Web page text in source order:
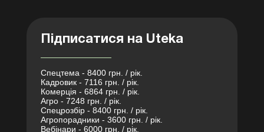
Підписатися на Uteka
Спецтема - 8400 грн. / рік.
Кадровик - 7116 грн. / рік.
Комерція - 6864 грн. / рік.
Агро - 7248 грн. / рік.
Спецрозбір - 8400 грн. / рік.
Агропорадники - 3600 грн. / рік.
Вебінари - 6000 грн. / рік.